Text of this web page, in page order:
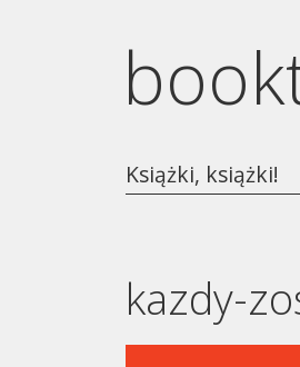
Książki, książki!
kazdy-